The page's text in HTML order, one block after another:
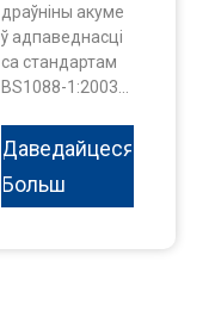
драўніны акуме
ў адпаведнасці
са стандартам
BS1088-1:2003...
Даведайцеся
Больш